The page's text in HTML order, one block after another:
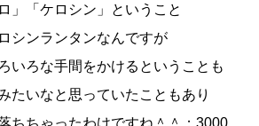
」「ケロシン」ということ
シンランタンなんですが
いろな手間をかけるということも
たいなと思っていたこともあり